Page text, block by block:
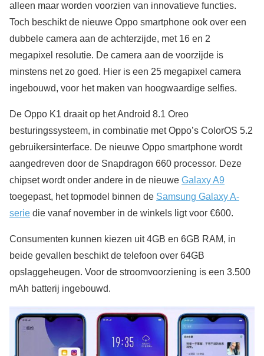
alleen maar worden voorzien van innovatieve functies.
Toch beschikt de nieuwe Oppo smartphone ook over een
dubbele camera aan de achterzijde, met 16 en 2
megapixel resolutie. De camera aan de voorzijde is
minstens net zo goed. Hier is een 25 megapixel camera
ingebouwd, voor het maken van hoogwaardige selfies.
De Oppo K1 draait op het Android 8.1 Oreo
besturingssysteem, in combinatie met Oppo’s ColorOS 5.2
gebruikersinterface. De nieuwe Oppo smartphone wordt
aangedreven door de Snapdragon 660 processor. Deze
chipset wordt onder andere in de nieuwe Galaxy A9
toegepast, het topmodel binnen de Samsung Galaxy A-
serie die vanaf november in de winkels ligt voor €600.
Consumenten kunnen kiezen uit 4GB en 6GB RAM, in
beide gevallen beschikt de telefoon over 64GB
opslaggeheugen. Voor de stroomvoorziening is een 3.500
mAh batterij ingebouwd.